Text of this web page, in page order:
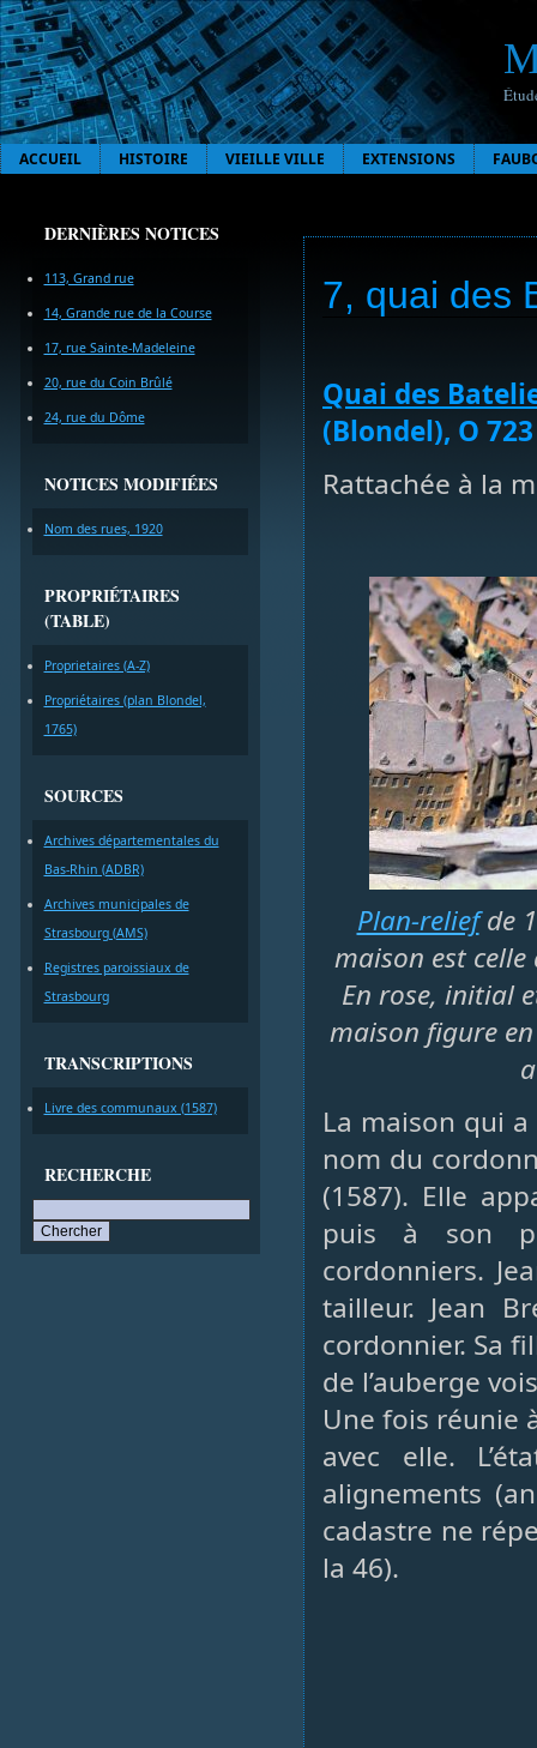
ACCUEIL HISTOIRE VIEILLE VILLE EXTENSIONS
DERNIÈRES NOTICES
113, Grand rue
14, Grande rue de la Course
17, rue Sainte-Madeleine
20, rue du Coin Brûlé
24, rue du Dôme
NOTICES MODIFIÉES
Nom des rues, 1920
PROPRIÉTAIRES
(TABLE)
Proprietaires (A-Z)
Propriétaires (plan Blondel,
1765)
SOURCES
Archives départementales du
Bas-Rhin (ADBR)
Archives municipales de
Strasbourg (AMS)
Registres paroissiaux de
Strasbourg
TRANSCRIPTIONS
Livre des communaux (1587)
RECHERCHE
7, quai des
Quai des
(Blondel), O
Rattachée à la
Plan-reliefde
maison est
En rose, initial
maison figure
La maison qui
nom du
(1587). Elle
puis à son
cordonniers.
tailleur. Jean
cordonnier. Sa
de l’auberge
Une fois réunie
avec elle.
alignements
cadastre ne
la 46).